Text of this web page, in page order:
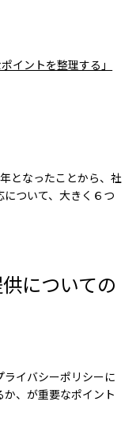
イントを整理する」
となったことから、社
ついて、大きく６つ
についての
イバシーポリシーに
、が重要なポイント